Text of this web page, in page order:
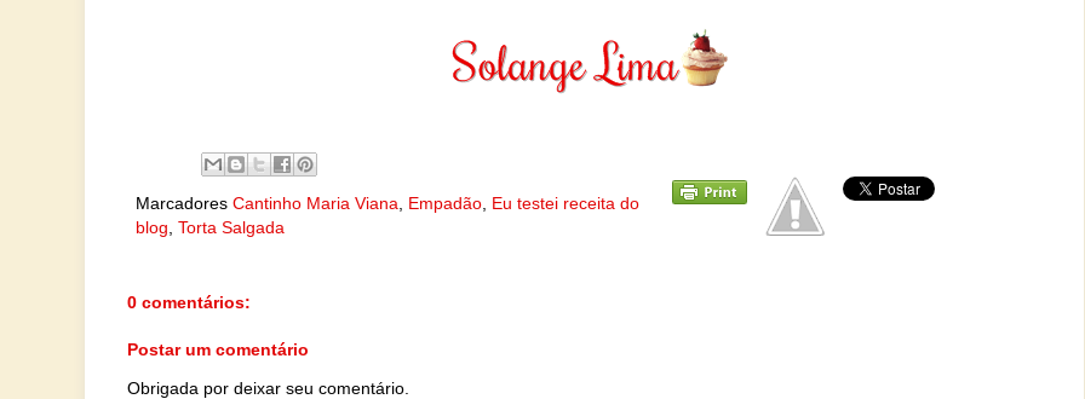
Marcadores Cantinho Maria Viana Empadão Eu testei receita do
blog Torta Salgada
0 comentários:
Postar um comentário
Obrigada por deixar seu comentário.